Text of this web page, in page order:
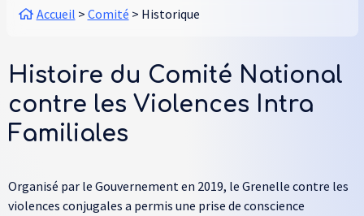
Fil d'Ariane
Accueil Comité Historique
Histoire du Comité National
contre les Violences Intra
Familiales
Organisé par le Gouvernement en 2019, le Grenelle contre les
violences conjugales a permis une prise de conscience